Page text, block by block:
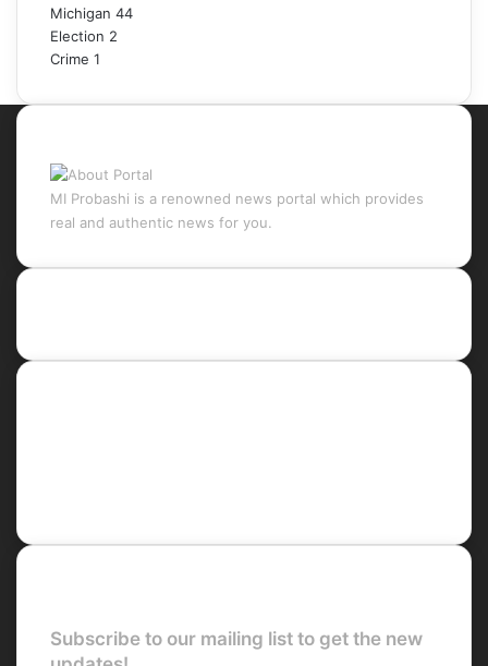
Michigan 44
Election 2
Crime 1
MI Probashi is a renowned news portal which provides
real and authentic news for you.
Subscribe to our mailing list to get the new